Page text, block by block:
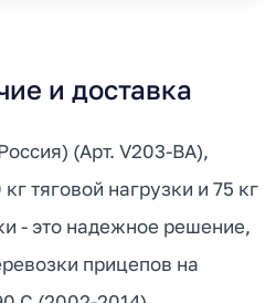
и доставка
(Арт. V203-BA),
тяговой нагрузки и 75 кг
- это надежное решение,
прицепов на